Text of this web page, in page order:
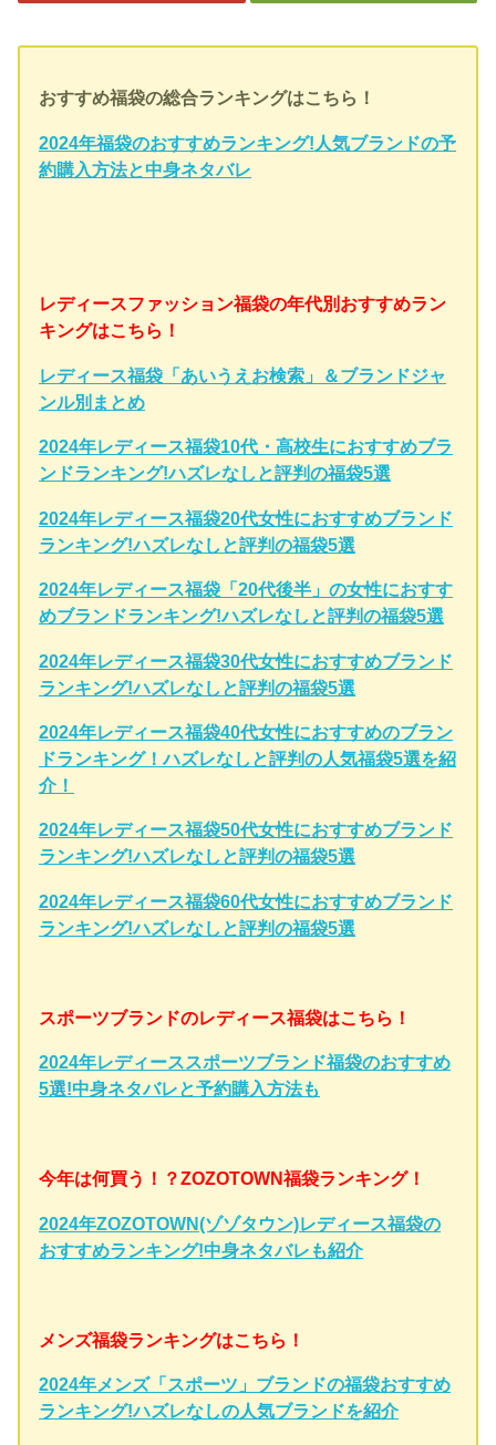
おすすめ福袋の総合ランキングはこちら！
2024年福袋のおすすめランキング!人気ブランドの予
約購入方法と中身ネタバレ
レディースファッション福袋の年代別おすすめラン
キングはこちら！
レディース福袋「あいうえお検索」＆ブランドジャ
ンル別まとめ
2024年レディース福袋10代・高校生におすすめブラ
ンドランキング!ハズレなしと評判の福袋5選
2024年レディース福袋20代女性におすすめブランド
ランキング!ハズレなしと評判の福袋5選
2024年レディース福袋「20代後半」の女性におすす
めブランドランキング!ハズレなしと評判の福袋5選
2024年レディース福袋30代女性におすすめブランド
ランキング!ハズレなしと評判の福袋5選
2024年レディース福袋40代女性におすすめのブラン
ドランキング！ハズレなしと評判の人気福袋5選を紹
介！
2024年レディース福袋50代女性におすすめブランド
ランキング!ハズレなしと評判の福袋5選
2024年レディース福袋60代女性におすすめブランド
ランキング!ハズレなしと評判の福袋5選
スポーツブランドのレディース福袋はこちら！
2024年レディーススポーツブランド福袋のおすすめ
5選!中身ネタバレと予約購入方法も
今年は何買う！？ZOZOTOWN福袋ランキング！
2024年ZOZOTOWN(ゾゾタウン)レディース福袋の
おすすめランキング!中身ネタバレも紹介
メンズ福袋ランキングはこちら！
2024年メンズ「スポーツ」ブランドの福袋おすすめ
ランキング!ハズレなしの人気ブランドを紹介